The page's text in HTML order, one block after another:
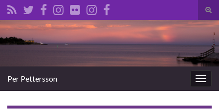
Slå
på/
Search for:
Slå
på/av
Per Pettersson